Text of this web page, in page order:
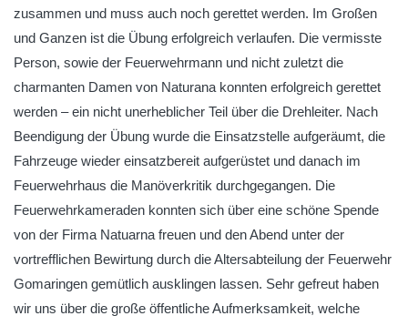
zusammen und muss auch noch gerettet werden. Im Großen
und Ganzen ist die Übung erfolgreich verlaufen. Die vermisste
Person, sowie der Feuerwehrmann und nicht zuletzt die
charmanten Damen von Naturana konnten erfolgreich gerettet
werden – ein nicht unerheblicher Teil über die Drehleiter. Nach
Beendigung der Übung wurde die Einsatzstelle aufgeräumt, die
Fahrzeuge wieder einsatzbereit aufgerüstet und danach im
Feuerwehrhaus die Manöverkritik durchgegangen. Die
Feuerwehrkameraden konnten sich über eine schöne Spende
von der Firma Natuarna freuen und den Abend unter der
vortrefflichen Bewirtung durch die Altersabteilung der Feuerwehr
Gomaringen gemütlich ausklingen lassen. Sehr gefreut haben
wir uns über die große öffentliche Aufmerksamkeit, welche